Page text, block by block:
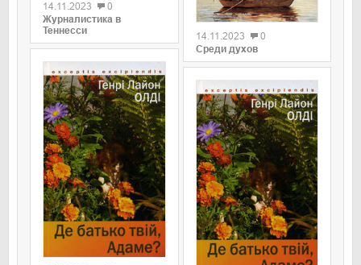
14.11.2023
0
Журналистика в
Теннесси
0
14.11.2023
0
Среди духов